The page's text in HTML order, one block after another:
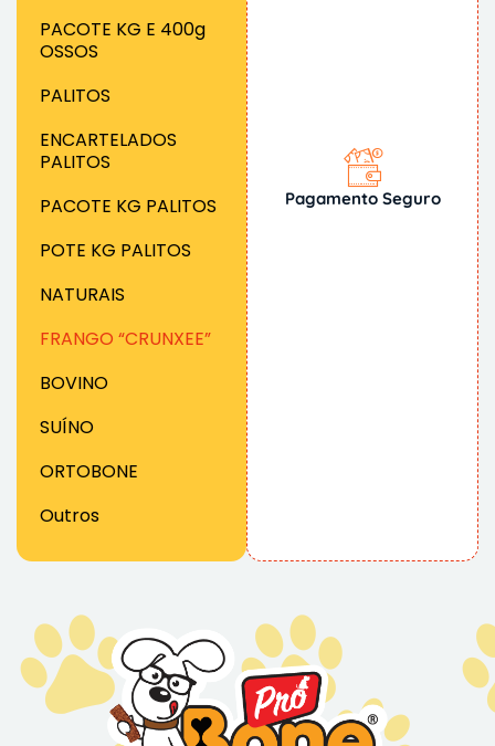
PACOTE KG E 400g
OSSOS
PALITOS
ENCARTELADOS
PALITOS
PACOTE KG PALITOS
POTE KG PALITOS
NATURAIS
FRANGO “CRUNXEE”
BOVINO
SUÍNO
ORTOBONE
Outros
Pagamento Seguro